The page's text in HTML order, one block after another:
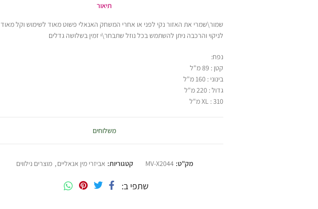
תיאור
שמור\שמרי את האזור נקי לפני או אחרי המשחק האנאלי פשוט מאוד לשימוש וקל מאוד
לניקוי והרכבה ניתן להשתמש בכל נוזל שתבחר\י זמין בשלושה גדלים
נפח:
קטן : 89 מ"ל
בינוני : 160 מ"ל
גדול : 220 מ"ל
XL : 310 מ"ל
משלוחים
מק"ט: MV-X2044 קטגוריות: אביזרי מין אנאליים, מוצרים נילווים
שתפי ב